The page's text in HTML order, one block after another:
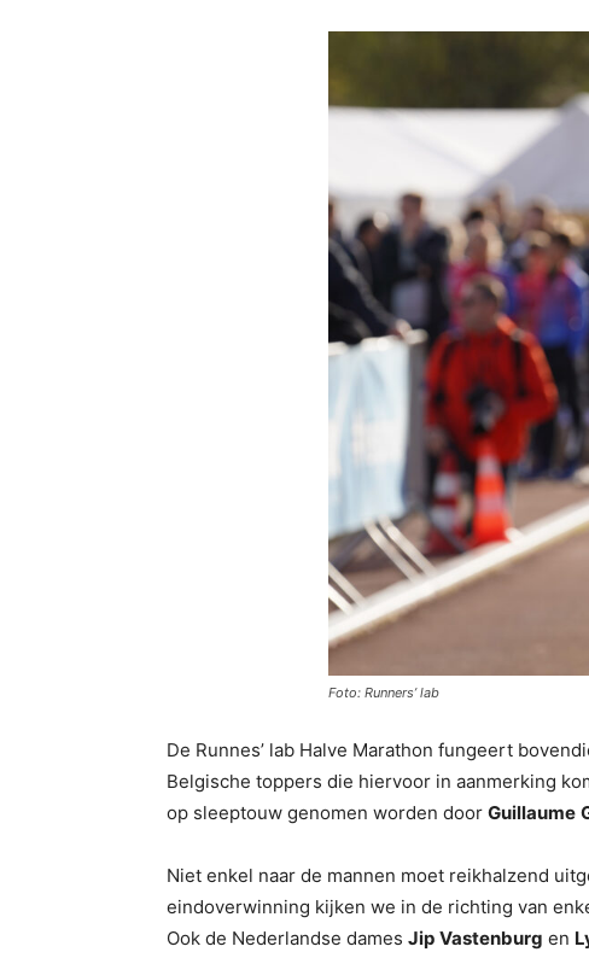
Foto: Runners’ lab
De Runnes’ lab Halve Marathon fungeert
Belgische toppers die hiervoor in aanmerking
op sleeptouw genomen worden door Guillaume
Niet enkel naar de mannen moet reikhalzend
eindoverwinning kijken we in de richting van
Ook de Nederlandse dames Jip Vastenburg en